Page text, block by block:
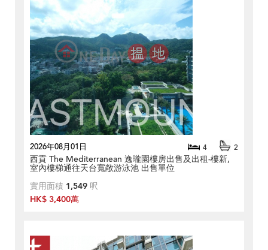
2026年08月01日 4 2
西貢 The Mediterranean 逸瓏園樓房出售及出租-樓新,
室內樓梯通往天台寬敞游泳池 出售單位
實用面積 1,549 呎
HK$ 3,400萬